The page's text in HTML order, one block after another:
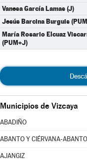
Vanesa García Lamas (J)
Jesús Barcina Burguis
María Rosario Elcuaz
(PUM+J)
Municipios de Vizcaya
ABADIÑO
ABANTO Y CIÉRVANA-
AJANGIZ